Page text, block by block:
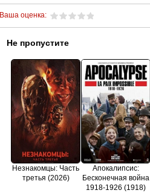
Ваша оценка:
Не пропустите
Незнакомцы: Часть
третья (2026)
Апокалипсис:
Бесконечная война
1918-1926 (1918)